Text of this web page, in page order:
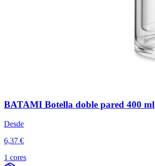
BATAMI Botella doble pared 400 ml
Desde
6,37 €
1 cores